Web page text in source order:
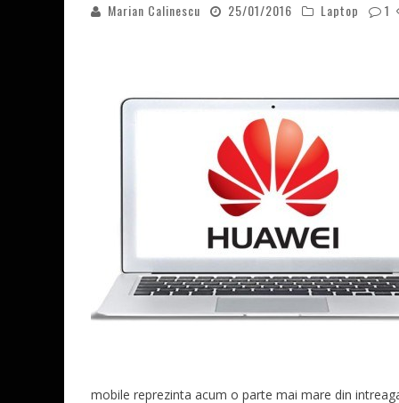
Marian Calinescu 25/01/2016 Laptop 1
mobile reprezinta acum o parte mai mare din